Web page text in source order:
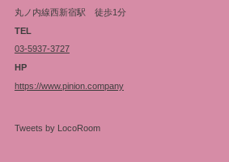
丸ノ内線西新宿駅 徒歩1分
TEL
03-5937-3727
HP
https://www.pinion.company
Tweets by LocoRoom